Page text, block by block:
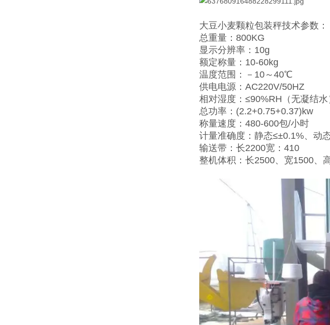
大豆小麦颗粒包装秤技术参数：
总重量：800KG
显示分辨率：10g
额定称量：10-60kg
温度范围：－10～40℃
供电电源：AC220V/50HZ
相对湿度：≤90%RH（无凝结水
总功率：(2.2+0.75+0.37)kw
称量速度：480-600包/小时
计量准确度：静态≤±0.1%、动
输送带：长2200宽：410
整机体积：长2500、宽1500、